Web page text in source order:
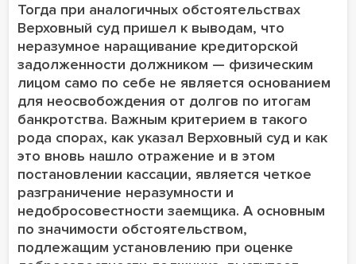
Тогда при аналогичных обстоятельствах
Верховный суд пришел к выводам, что
неразумное наращивание кредиторской
задолженности должником — физическим
лицом само по себе не является основанием
для неосвобождения от долгов по итогам
банкротства. Важным критерием в такого
рода спорах, как указал Верховный суд и как
это вновь нашло отражение и в этом
постановлении кассации, является четкое
разграничение неразумности и
недобросовестности заемщика. А основным
по значимости обстоятельством,
подлежащим установлению при оценке